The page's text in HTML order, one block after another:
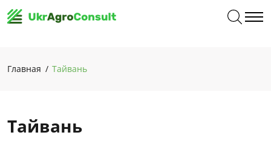
Главная Тайвань
Тайвань